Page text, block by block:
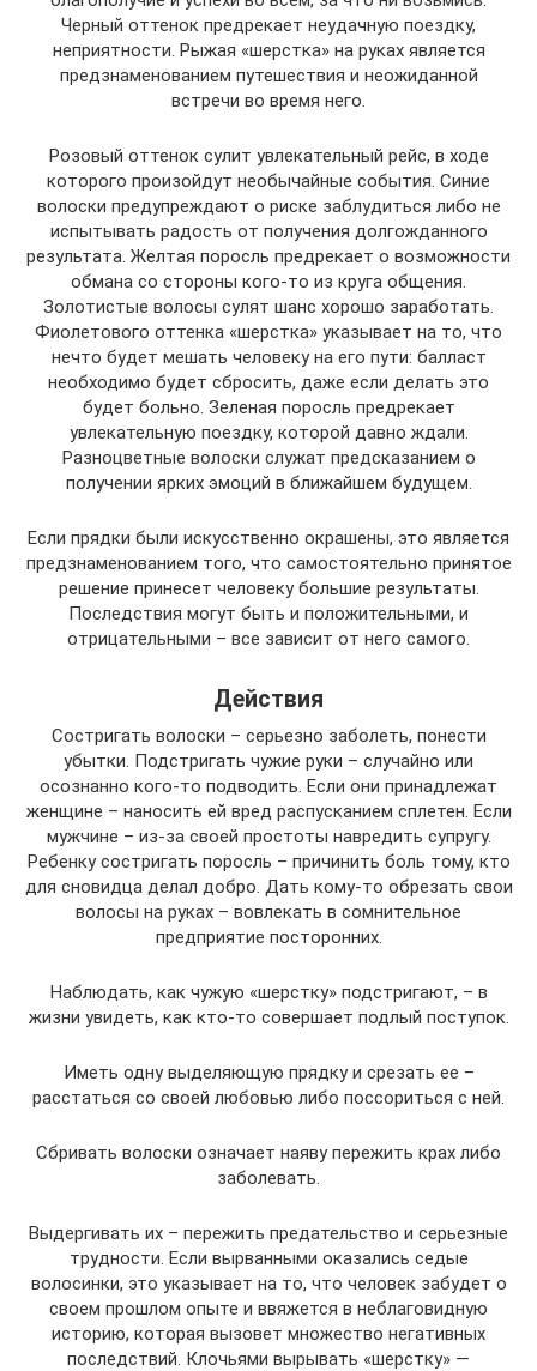
Черный оттенок предрекает неудачную поездку,
неприятности. Рыжая «шерстка» на руках является
предзнаменованием путешествия и неожиданной
встречи во время него.
Розовый оттенок сулит увлекательный рейс, в ходе
которого произойдут необычайные события. Синие
волоски предупреждают о риске заблудиться либо не
испытывать радость от получения долгожданного
результата. Желтая поросль предрекает о возможности
обмана со стороны кого-то из круга общения.
Золотистые волосы сулят шанс хорошо заработать.
Фиолетового оттенка «шерстка» указывает на то, что
нечто будет мешать человеку на его пути: балласт
необходимо будет сбросить, даже если делать это
будет больно. Зеленая поросль предрекает
увлекательную поездку, которой давно ждали.
Разноцветные волоски служат предсказанием о
получении ярких эмоций в ближайшем будущем.
Если прядки были искусственно окрашены, это является
предзнаменованием того, что самостоятельно принятое
решение принесет человеку большие результаты.
Последствия могут быть и положительными, и
отрицательными – все зависит от него самого.
Действия
Состригать волоски – серьезно заболеть, понести
убытки. Подстригать чужие руки – случайно или
осознанно кого-то подводить. Если они принадлежат
женщине – наносить ей вред распусканием сплетен. Если
мужчине – из-за своей простоты навредить супругу.
Ребенку состригать поросль – причинить боль тому, кто
для сновидца делал добро. Дать кому-то обрезать свои
волосы на руках – вовлекать в сомнительное
предприятие посторонних.
Наблюдать, как чужую «шерстку» подстригают, – в
жизни увидеть, как кто-то совершает подлый поступок.
Иметь одну выделяющую прядку и срезать ее –
расстаться со своей любовью либо поссориться с ней.
Сбривать волоски означает наяву пережить крах либо
заболевать.
Выдергивать их – пережить предательство и серьезные
трудности. Если вырванными оказались седые
волосинки, это указывает на то, что человек забудет о
своем прошлом опыте и ввяжется в неблаговидную
историю, которая вызовет множество негативных
последствий. Клочьями вырывать «шерстку» —